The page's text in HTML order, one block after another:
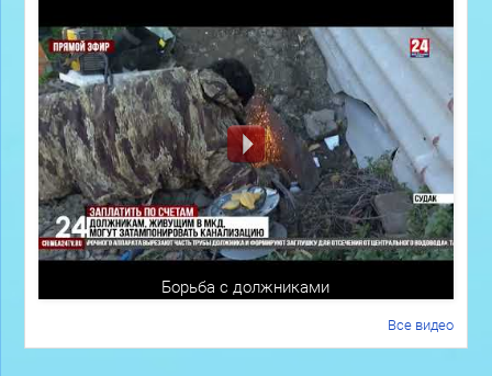
Борьба с должниками
Все видео